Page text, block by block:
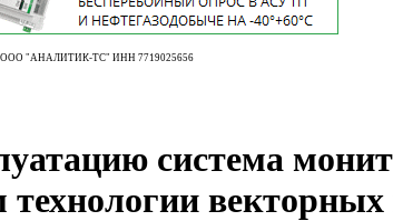
ООО "АНАЛИТИК-ТС" ИНН 7719025656
система